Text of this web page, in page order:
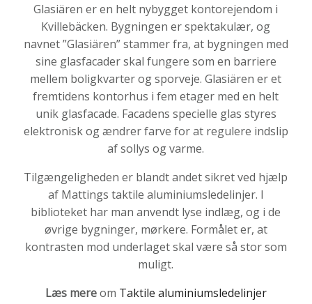
Glasiären er en helt nybygget kontorejendom i
Kvillebäcken. Bygningen er spektakulær, og
navnet ”Glasiären” stammer fra, at bygningen med
sine glasfacader skal fungere som en barriere
mellem boligkvarter og sporveje. Glasiären er et
fremtidens kontorhus i fem etager med en helt
unik glasfacade. Facadens specielle glas styres
elektronisk og ændrer farve for at regulere indslip
af sollys og varme.
Tilgængeligheden er blandt andet sikret ved hjælp
af Mattings taktile aluminiumsledelinjer. I
biblioteket har man anvendt lyse indlæg, og i de
øvrige bygninger, mørkere. Formålet er, at
kontrasten mod underlaget skal være så stor som
muligt.
Læs mereom Taktile aluminiumsledelinjer